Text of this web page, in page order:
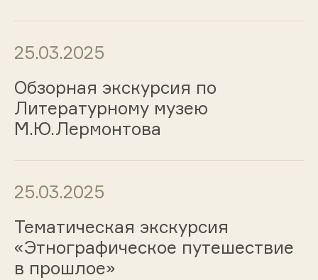
25.03.2025
Обзорная экскурсия по
Литературному музею
М.Ю.Лермонтова
25.03.2025
Тематическая экскурсия
«Этнографическое путешествие
в прошлое»